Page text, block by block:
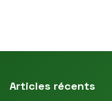
Articles récents